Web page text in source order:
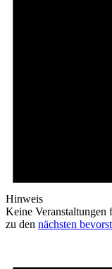
Hinweis
Keine Veranstaltungen
zu den nächsten